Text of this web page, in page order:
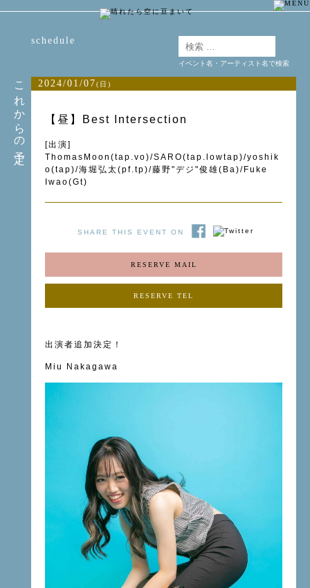
これからの予定
schedule
2024/01/07(日)
【昼】Best Intersection
[出演]
ThomasMoon(tap.vo)/SARO(tap.lowtap)/yoshik
o(tap)/海堀弘太(pf.tp)/藤野"デジ"俊雄(Ba)/Fuke
Iwao(Gt)
SHARE THIS EVENT ON
RESERVE MAIL
RESERVE TEL
出演者追加決定！
Miu Nakagawa
イベント名・アーティスト名で検索